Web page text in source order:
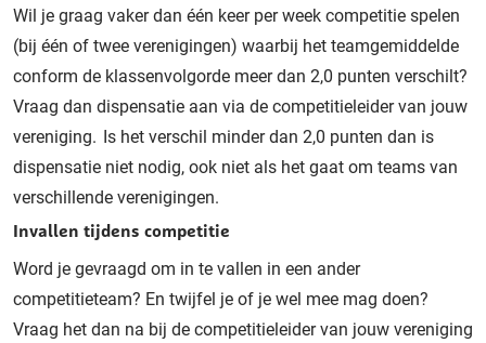
Wil je graag vaker dan één keer per week competitie spelen
(bij één of twee verenigingen) waarbij het teamgemiddelde
conform de klassenvolgorde meer dan 2,0 punten verschilt?
Vraag dan dispensatie aan via de competitieleider van jouw
vereniging. Is het verschil minder dan 2,0 punten dan is
dispensatie niet nodig, ook niet als het gaat om teams van
verschillende verenigingen.
Invallen tijdens competitie
Word je gevraagd om in te vallen in een ander
competitieteam? En twijfel je of je wel mee mag doen?
Vraag het dan na bij de competitieleider van jouw vereniging